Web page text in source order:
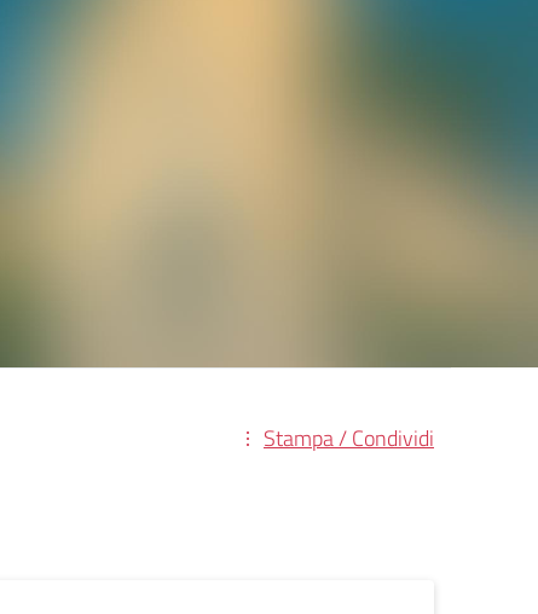
Stampa / Condividi